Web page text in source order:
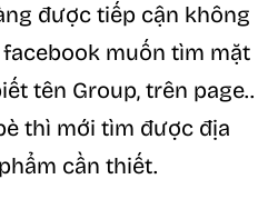
được tiếp cận không
muốn tìm mặt
tên Group, trên page..
thì mới tìm được địa
cần thiết.